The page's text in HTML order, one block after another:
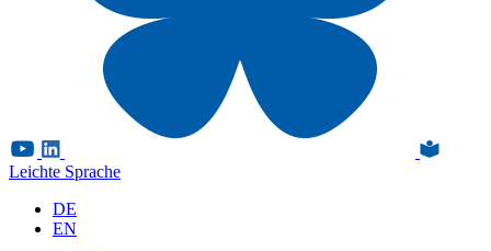
Leichte Sprache
DE
EN